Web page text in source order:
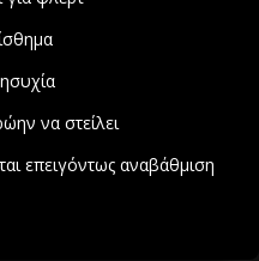
να στείλει
επειγόντως αναβάθμιση